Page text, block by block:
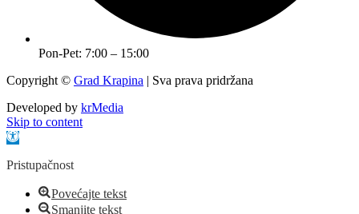
Pon-Pet: 7:00 – 15:00
Copyright © Grad Krapina | Sva prava pridržana
Developed by krMedia
Skip to content
Open toolbar
Pristupačnost
Povećajte tekst
Smanjite tekst